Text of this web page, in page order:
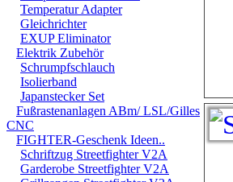
Temperatur Adapter
Gleichrichter
EXUP Eliminator
Elektrik Zubehör
Schrumpfschlauch
Isolierband
Japanstecker Set
Fußrastenanlagen ABm/ LSL/Gilles
CNC
FIGHTER-Geschenk Ideen..
Schriftzug Streetfighter V2A
Garderobe Streetfighter V2A